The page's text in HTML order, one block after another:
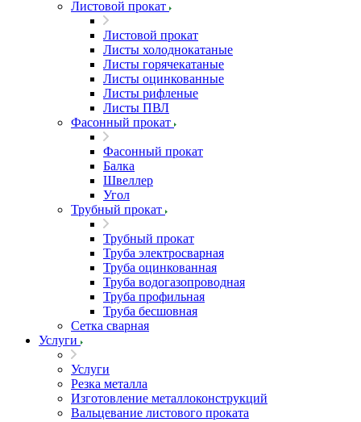
Листовой прокат
Листовой прокат
Листы холоднокатаные
Листы горячекатаные
Листы оцинкованные
Листы рифленые
Листы ПВЛ
Фасонный прокат
Фасонный прокат
Балка
Швеллер
Угол
Трубный прокат
Трубный прокат
Труба электросварная
Труба оцинкованная
Труба водогазопроводная
Труба профильная
Труба бесшовная
Сетка сварная
Услуги
Услуги
Резка металла
Изготовление металлоконструкций
Вальцевание листового проката